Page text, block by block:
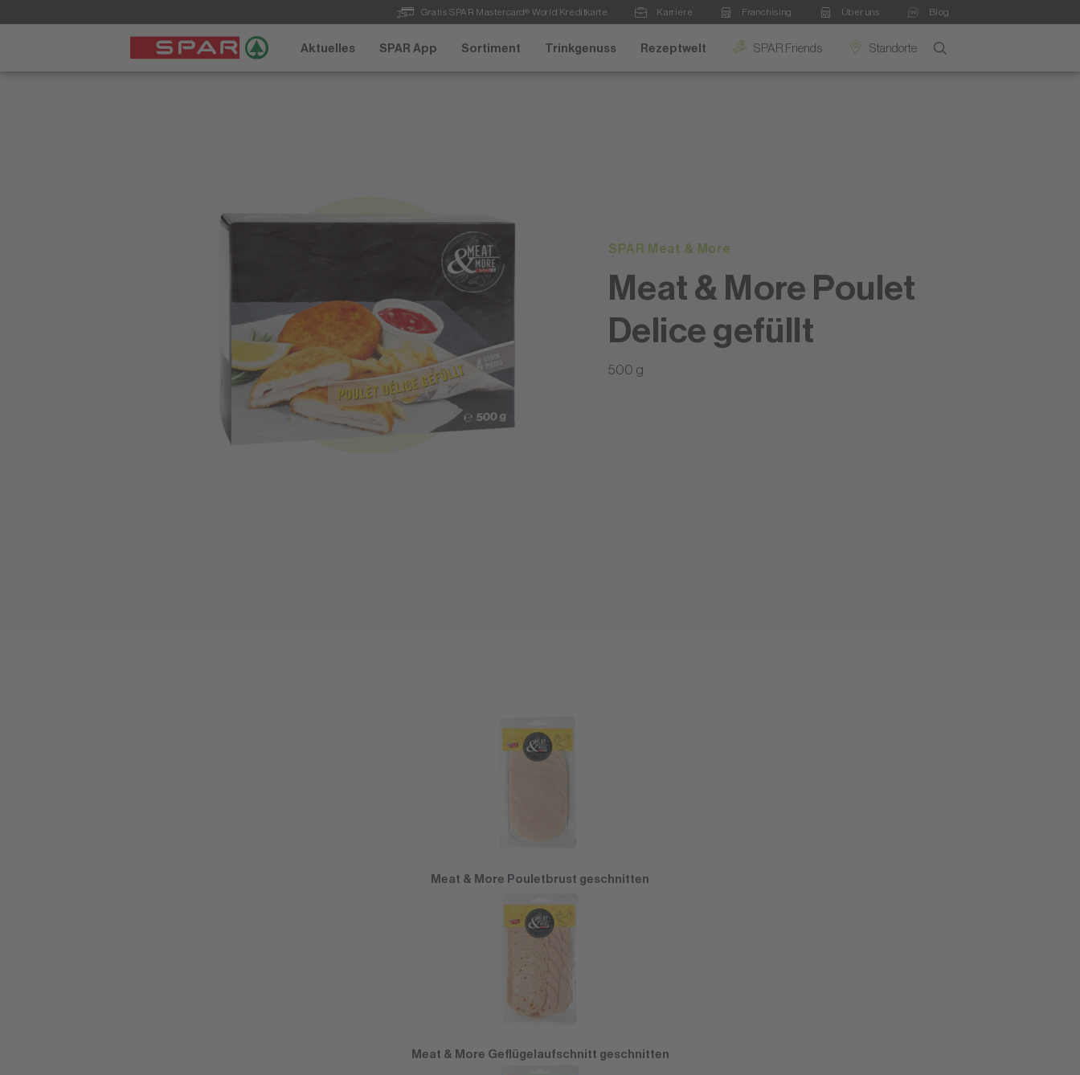
Gratis SPAR Mastercard® World Kreditkarte Karriere Franchising Über uns Blog
Aktuelles SPAR App Sortiment Trinkgenuss Rezeptwelt SPAR Friends Standorte
SPAR Meat & More
Meat & More Poulet
Delice gefüllt
500 g
Meat & More Pouletbrust geschnitten
Meat & More Geflügelaufschnitt geschnitten